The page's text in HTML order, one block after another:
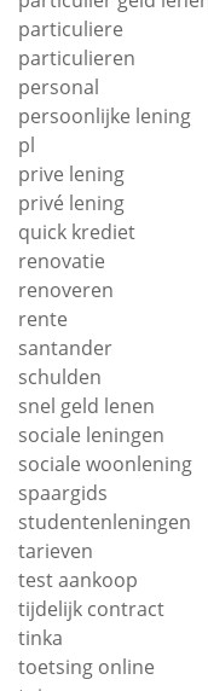
particuliere
particulieren
personal
persoonlijke lening
pl
prive lening
privé lening
quick krediet
renovatie
renoveren
rente
santander
schulden
snel geld lenen
sociale leningen
sociale woonlening
spaargids
studentenleningen
tarieven
test aankoop
tijdelijk contract
tinka
toetsing online